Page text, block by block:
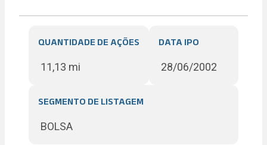
QUANTIDADE DE AÇÕES
11,13 mi
DATA IPO
28/06/2002
SEGMENTO DE LISTAGEM
BOLSA